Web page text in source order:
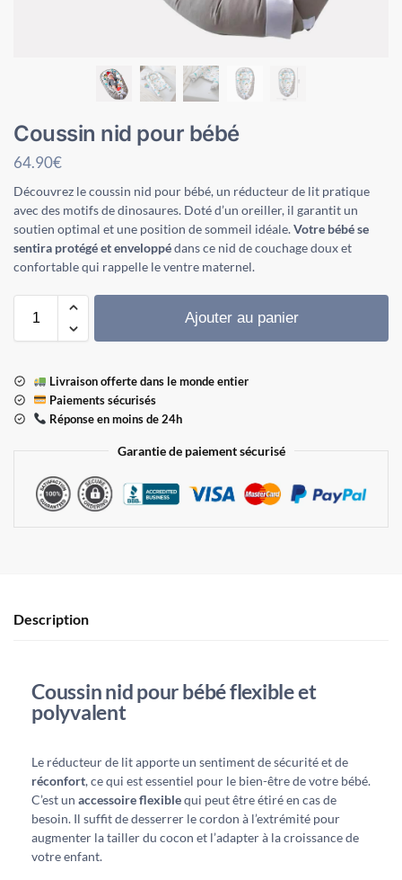
Coussin nid pour bébé
64.90€
Découvrez le coussin nid pour bébé, un réducteur de lit pratique
avec des motifs de dinosaures. Doté d’un oreiller, il garantit un
soutien optimal et une position de sommeil idéale.Votre bébé se
sentira protégé et enveloppédans ce nid de couchage doux et
confortable qui rappelle le ventre maternel.
Ajouter au panier
Livraison offerte dans le monde entier
Paiements sécurisés
Réponse en moins de 24h
Garantie de paiement sécurisé
Description
Coussin nid pour bébé flexible et
polyvalent
Le réducteur de lit apporte un sentiment de sécurité et de
réconfort, ce qui est essentiel pour le bien-être de votre bébé.
C’est un accessoire flexiblequi peut être étiré en cas de
besoin. Il suffit de desserrer le cordon à l’extrémité pour
augmenter la tailler du cocon et l’adapter à la croissance de
votre enfant.